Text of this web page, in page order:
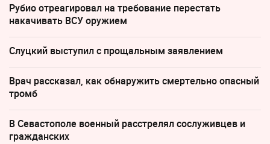
Рубио отреагировал на требование перестать
накачивать ВСУ оружием
Слуцкий выступил с прощальным заявлением
Врач рассказал, как обнаружить смертельно опасный
тромб
В Севастополе военный расстрелял сослуживцев и
гражданских